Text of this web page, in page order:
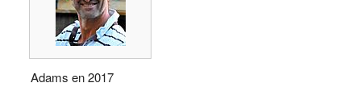
Adams en 2017